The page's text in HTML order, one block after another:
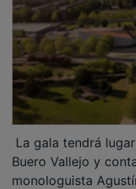
La gala tendrá
Buero Vallejo y
monologuista